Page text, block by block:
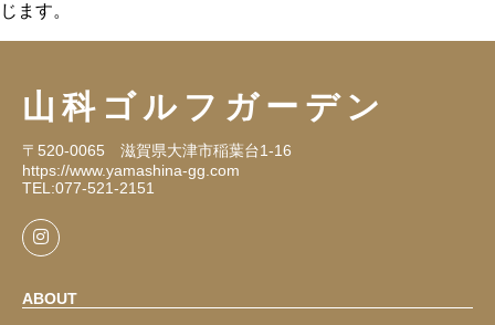
じます。
山科ゴルフガーデン
〒520-0065 滋賀県大津市稲葉台1-16
https://www.yamashina-gg.com
TEL:077-521-2151
Instagram
ABOUT